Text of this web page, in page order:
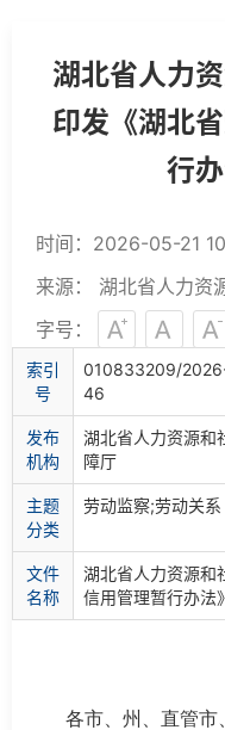
湖北省人力
印发《湖北
行
时间：2026-05-21
来源： 湖北省人力资
字号：
索引
号
010833209/
46
发布
机构
湖北省人力资源和
障厅
主题
分类
劳动监察;劳动关系
文件
名称
湖北省人力资源和
信用管理暂行办法
各市、州、直管市